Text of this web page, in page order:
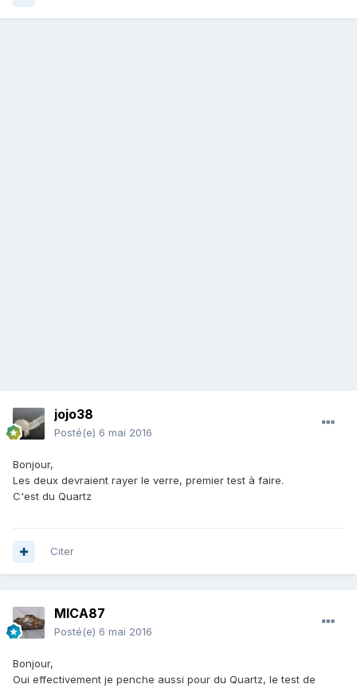
jojo38
Posté(e) 6 mai 2016
Bonjour,
Les deux devraient rayer le verre, premier test à faire.
C'est du Quartz
Citer
MICA87
Posté(e) 6 mai 2016
Bonjour,
Oui effectivement je penche aussi pour du Quartz, le test de